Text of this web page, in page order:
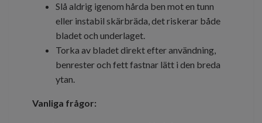
Slå aldrig igenom hårda ben mot en tunn
eller instabil skärbräda, det riskerar både
bladet och underlaget.
Torka av bladet direkt efter användning,
benrester och fett fastnar lätt i den breda
ytan.
Vanliga frågor: